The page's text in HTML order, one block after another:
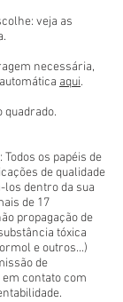
veja as
necessária,
aqui.
quadrado.
: Todos os papéis de
de qualidade
los dentro da sua
de 17
propagação de
tóxica
e outros...)
de
contato com